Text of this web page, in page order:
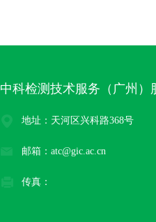
中科检测技术服务（广州）
地址：天河区兴科路368号
邮箱：atc@gic.ac.cn
传真：